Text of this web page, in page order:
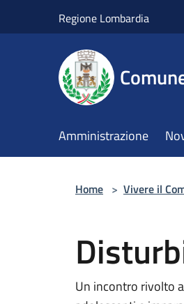
Regione Lombardia
Amministrazione
Home > Vivere il
Un incontro rivolto